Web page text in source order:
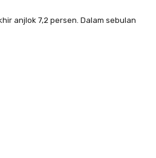
anjlok 7,2 persen. Dalam sebulan